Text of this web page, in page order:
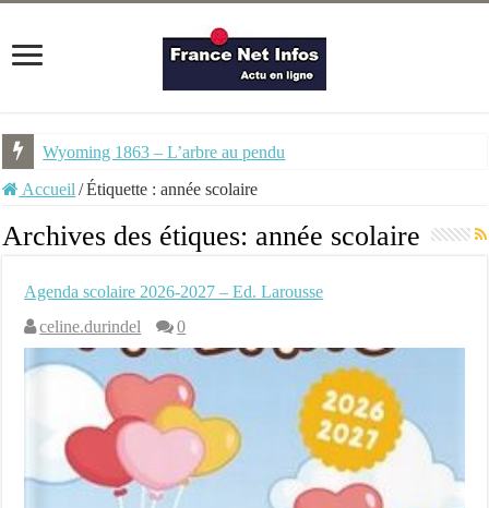
Wyoming 1863 – L’arbre au pendu
NEMU #7 – Spécial Steampunk – Revue trimestrielle
Accueil /Étiquette :année scolaire
Archives des étiques: année scolaire
Agenda scolaire 2026-2027 – Ed. Larousse
celine.durindel
0